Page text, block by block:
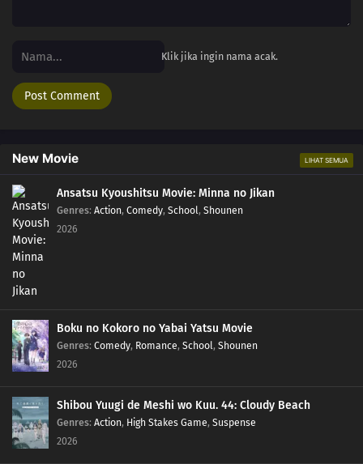
Klik jika ingin nama acak.
New Movie LIHAT SEMUA
Ansatsu Kyoushitsu Movie: Minna no Jikan
Genres: Action, Comedy, School, Shounen
2026
Boku no Kokoro no Yabai Yatsu Movie
Genres: Comedy, Romance, School, Shounen
2026
Shibou Yuugi de Meshi wo Kuu. 44: Cloudy Beach
Genres: Action, High Stakes Game, Suspense
2026